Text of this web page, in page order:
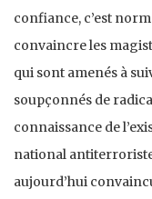
confiance, c’est
convaincre les
qui sont amenés à
soupçonnés de
connaissance de
national
aujourd’hui